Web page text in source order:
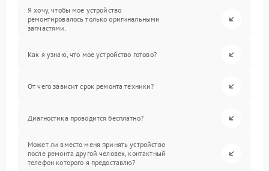
Я хочу, чтобы мое устройство
ремонтировалось только оригинальными
запчастями.
Как я узнаю, что мое устройство готово?
От чего зависит срок ремонта техники?
Диагностика проводится бесплатно?
Может ли вместо меня принять устройство
после ремонта другой человек, контактный
телефон которого я предоставлю?